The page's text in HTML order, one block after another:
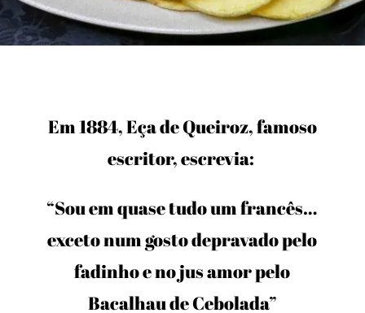
Em 1884, Eça de Queiroz, famoso
escritor, escrevia:
“Sou em quase tudo um francês…
exceto num gosto depravado pelo
fadinho e no jus amor pelo
Bacalhau de Cebolada”